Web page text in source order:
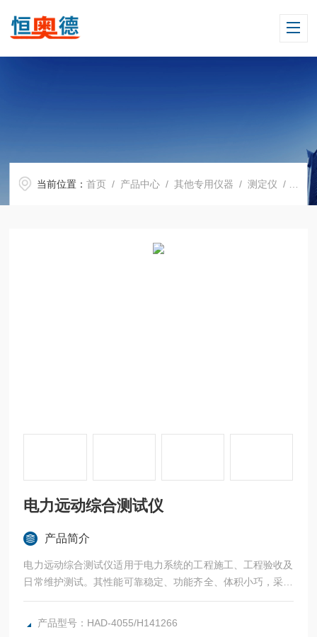
当前位置：首页 / 产品中心 /其他专用仪器 /测定仪 / HAD-4055/H141266电力远动综合测试仪
电力远动综合测试仪
产品简介
电力远动综合测试仪适用于电力系统的工程施工、工程验收及
日常维护测试。其性能可靠稳定、功能齐全、体积小巧，采用
大屏幕中文显示，操作简洁容易。
产品型号：HAD-4055/H141266